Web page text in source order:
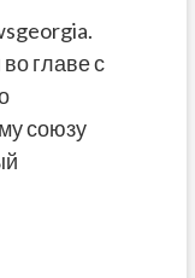
главе с
союзу